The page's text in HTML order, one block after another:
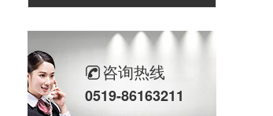
咨询热线
0519-86163211